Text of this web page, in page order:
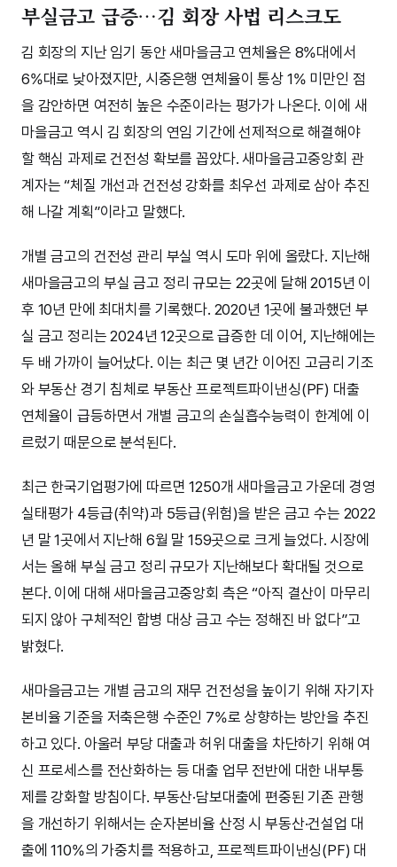
부실금고 급증…김 회장 사법 리스크도
김 회장의 지난 임기 동안 새마을금고 연체율은 8%대에서
6%대로 낮아졌지만, 시중은행 연체율이 통상 1% 미만인 점
을 감안하면 여전히 높은 수준이라는 평가가 나온다. 이에 새
마을금고 역시 김 회장의 연임 기간에 선제적으로 해결해야
할 핵심 과제로 건전성 확보를 꼽았다. 새마을금고중앙회 관
계자는 “체질 개선과 건전성 강화를 최우선 과제로 삼아 추진
해 나갈 계획”이라고 말했다.
개별 금고의 건전성 관리 부실 역시 도마 위에 올랐다. 지난해
새마을금고의 부실 금고 정리 규모는 22곳에 달해 2015년 이
후 10년 만에 최대치를 기록했다. 2020년 1곳에 불과했던 부
실 금고 정리는 2024년 12곳으로 급증한 데 이어, 지난해에는
두 배 가까이 늘어났다. 이는 최근 몇 년간 이어진 고금리 기조
와 부동산 경기 침체로 부동산 프로젝트파이낸싱(PF) 대출
연체율이 급등하면서 개별 금고의 손실흡수능력이 한계에 이
르렀기 때문으로 분석된다.
최근 한국기업평가에 따르면 1250개 새마을금고 가운데 경영
실태평가 4등급(취약)과 5등급(위험)을 받은 금고 수는 2022
년 말 1곳에서 지난해 6월 말 159곳으로 크게 늘었다. 시장에
서는 올해 부실 금고 정리 규모가 지난해보다 확대될 것으로
본다. 이에 대해 새마을금고중앙회 측은 “아직 결산이 마무리
되지 않아 구체적인 합병 대상 금고 수는 정해진 바 없다”고
밝혔다.
새마을금고는 개별 금고의 재무 건전성을 높이기 위해 자기자
본비율 기준을 저축은행 수준인 7%로 상향하는 방안을 추진
하고 있다. 아울러 부당 대출과 허위 대출을 차단하기 위해 여
신 프로세스를 전산화하는 등 대출 업무 전반에 대한 내부통
제를 강화할 방침이다. 부동산·담보대출에 편중된 기존 관행
을 개선하기 위해서는 순자본비율 산정 시 부동산·건설업 대
출에 110%의 가중치를 적용하고, 프로젝트파이낸싱(PF) 대